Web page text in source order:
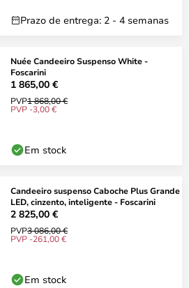
Prazo de entrega: 2 - 4 semanas
Nuée Candeeiro Suspenso White -
Foscarini
1 865,00 €
PVP1 868,00 €
PVP -3,00 €
Em stock
Candeeiro suspenso Caboche Plus Grande
LED, cinzento, inteligente - Foscarini
2 825,00 €
PVP3 086,00 €
PVP -261,00 €
Em stock